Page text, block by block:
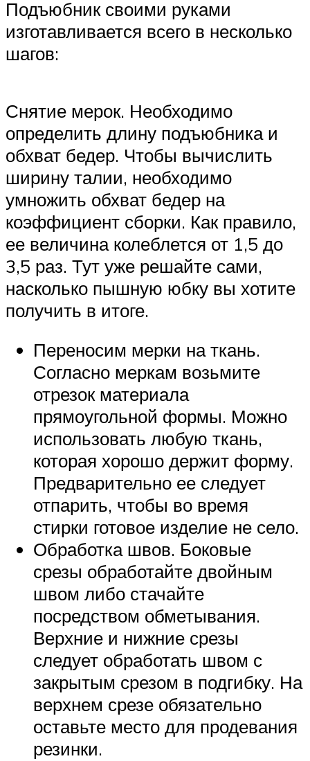
Подъюбник своими руками
изготавливается всего в несколько
шагов:
Снятие мерок. Необходимо
определить длину подъюбника и
обхват бедер. Чтобы вычислить
ширину талии, необходимо
умножить обхват бедер на
коэффициент сборки. Как правило,
ее величина колеблется от 1,5 до
3,5 раз. Тут уже решайте сами,
насколько пышную юбку вы хотите
получить в итоге.
Переносим мерки на ткань.
Согласно меркам возьмите
отрезок материала
прямоугольной формы. Можно
использовать любую ткань,
которая хорошо держит форму.
Предварительно ее следует
отпарить, чтобы во время
стирки готовое изделие не село.
Обработка швов. Боковые
срезы обработайте двойным
швом либо стачайте
посредством обметывания.
Верхние и нижние срезы
следует обработать швом с
закрытым срезом в подгибку. На
верхнем срезе обязательно
оставьте место для продевания
резинки.